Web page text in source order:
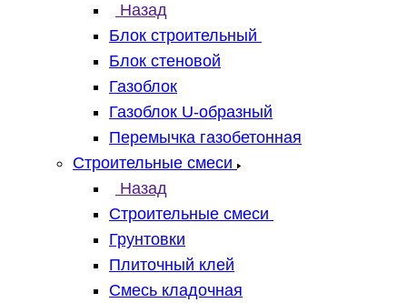
Назад
Блок строительный
Блок стеновой
Газоблок
Газоблок U-образный
Перемычка газобетонная
Строительные смеси
Назад
Строительные смеси
Грунтовки
Плиточный клей
Смесь кладочная